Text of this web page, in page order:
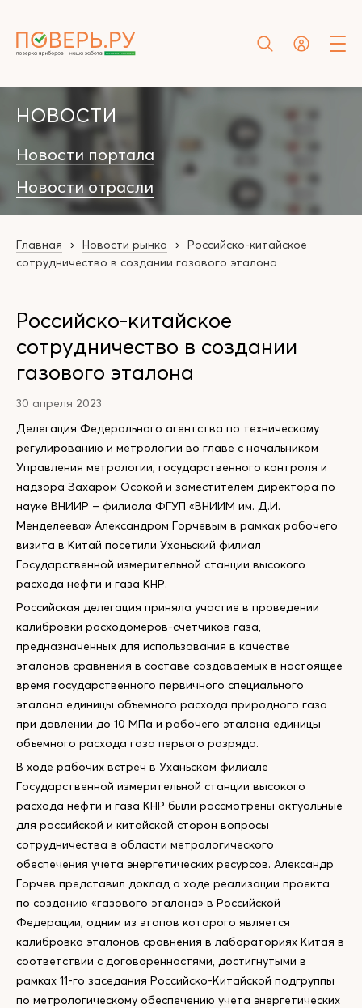
НОВОСТИ
Новости портала
Новости отрасли
Главная Новости рынка
Российско-китайское
сотрудничество в создании газового эталона
Российско-китайское
сотрудничество в создании
газового эталона
30 апреля 2023
Делегация Федерального агентства по техническому
регулированию и метрологии во главе с начальником
Управления метрологии, государственного контроля и
надзора Захаром Осокой и заместителем директора по
науке ВНИИР – филиала ФГУП «ВНИИМ им. Д.И.
Менделеева» Александром Горчевым в рамках рабочего
визита в Китай посетили Уханьский филиал
Государственной измерительной станции высокого
расхода нефти и газа КНР.
Российская делегация приняла участие в проведении
калибровки расходомеров-счётчиков газа,
предназначенных для использования в качестве
эталонов сравнения в составе создаваемых в настоящее
время государственного первичного специального
эталона единицы объемного расхода природного газа
при давлении до 10 МПа и рабочего эталона единицы
объемного расхода газа первого разряда.
В ходе рабочих встреч в Уханьском филиале
Государственной измерительной станции высокого
расхода нефти и газа КНР были рассмотрены актуальные
для российской и китайской сторон вопросы
сотрудничества в области метрологического
обеспечения учета энергетических ресурсов. Александр
Горчев представил доклад о ходе реализации проекта
по созданию «газового эталона» в Российской
Федерации, одним из этапов которого является
калибровка эталонов сравнения в лабораториях Китая в
соответствии с договоренностями, достигнутыми в
рамках 11-го заседания Российско-Китайской подгруппы
по метрологическому обеспечению учета энергетических